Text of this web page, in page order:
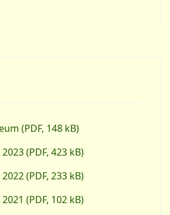
(PDF, 148 kB)
(PDF, 423 kB)
(PDF, 233 kB)
(PDF, 102 kB)